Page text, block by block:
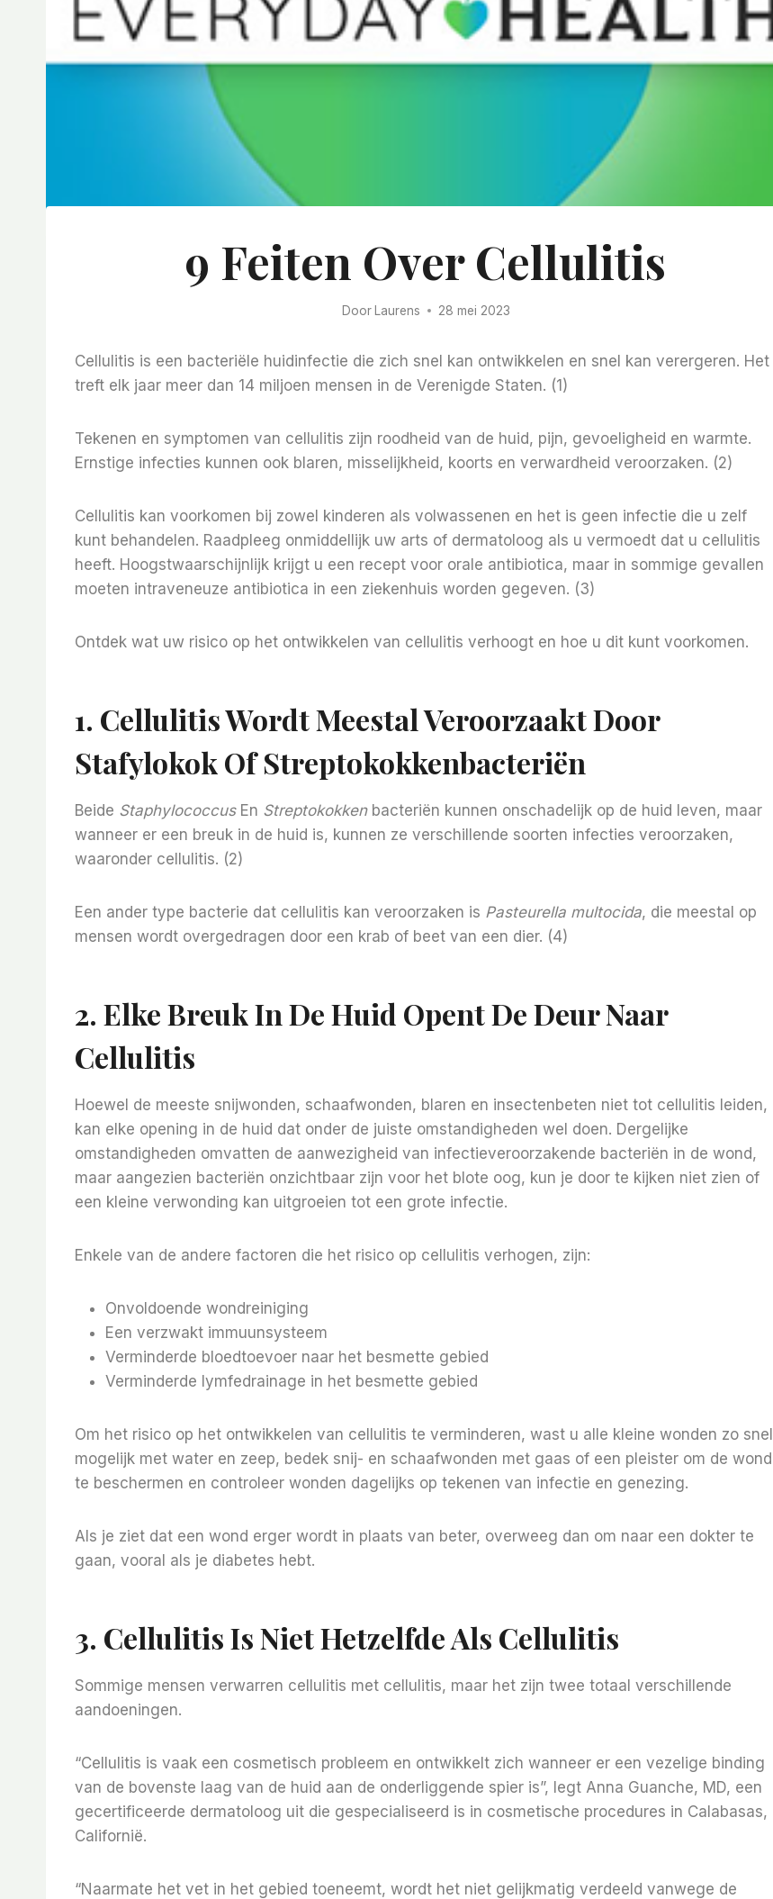
9 Feiten Over Cellulitis
Door Laurens 28 mei 2023
Cellulitis is een bacteriële huidinfectie die zich snel kan ontwikkelen en snel kan verergeren. Het
treft elk jaar meer dan 14 miljoen mensen in de Verenigde Staten. (1)
Tekenen en symptomen van cellulitis zijn roodheid van de huid, pijn, gevoeligheid en warmte.
Ernstige infecties kunnen ook blaren, misselijkheid, koorts en verwardheid veroorzaken. (2)
Cellulitis kan voorkomen bij zowel kinderen als volwassenen en het is geen infectie die u zelf
kunt behandelen. Raadpleeg onmiddellijk uw arts of dermatoloog als u vermoedt dat u cellulitis
heeft. Hoogstwaarschijnlijk krijgt u een recept voor orale antibiotica, maar in sommige gevallen
moeten intraveneuze antibiotica in een ziekenhuis worden gegeven. (3)
Ontdek wat uw risico op het ontwikkelen van cellulitis verhoogt en hoe u dit kunt voorkomen.
1. Cellulitis Wordt Meestal Veroorzaakt Door
Stafylokok Of Streptokokkenbacteriën
Beide StaphylococcusEn Streptokokkenbacteriën kunnen onschadelijk op de huid leven, maar
wanneer er een breuk in de huid is, kunnen ze verschillende soorten infecties veroorzaken,
waaronder cellulitis. (2)
Een ander type bacterie dat cellulitis kan veroorzaken is Pasteurella multocida, die meestal op
mensen wordt overgedragen door een krab of beet van een dier. (4)
2. Elke Breuk In De Huid Opent De Deur Naar
Cellulitis
Hoewel de meeste snijwonden, schaafwonden, blaren en insectenbeten niet tot cellulitis leiden,
kan elke opening in de huid dat onder de juiste omstandigheden wel doen. Dergelijke
omstandigheden omvatten de aanwezigheid van infectieveroorzakende bacteriën in de wond,
maar aangezien bacteriën onzichtbaar zijn voor het blote oog, kun je door te kijken niet zien of
een kleine verwonding kan uitgroeien tot een grote infectie.
Enkele van de andere factoren die het risico op cellulitis verhogen, zijn:
Onvoldoende wondreiniging
Een verzwakt immuunsysteem
Verminderde bloedtoevoer naar het besmette gebied
Verminderde lymfedrainage in het besmette gebied
Om het risico op het ontwikkelen van cellulitis te verminderen, wast u alle kleine wonden zo snel
mogelijk met water en zeep, bedek snij- en schaafwonden met gaas of een pleister om de wond
te beschermen en controleer wonden dagelijks op tekenen van infectie en genezing.
Als je ziet dat een wond erger wordt in plaats van beter, overweeg dan om naar een dokter te
gaan, vooral als je diabetes hebt.
3. Cellulitis Is Niet Hetzelfde Als Cellulitis
Sommige mensen verwarren cellulitis met cellulitis, maar het zijn twee totaal verschillende
aandoeningen.
“Cellulitis is vaak een cosmetisch probleem en ontwikkelt zich wanneer er een vezelige binding
van de bovenste laag van de huid aan de onderliggende spier is”, legt Anna Guanche, MD, een
gecertificeerde dermatoloog uit die gespecialiseerd is in cosmetische procedures in Calabasas,
Californië.
“Naarmate het vet in het gebied toeneemt, wordt het niet gelijkmatig verdeeld vanwege de